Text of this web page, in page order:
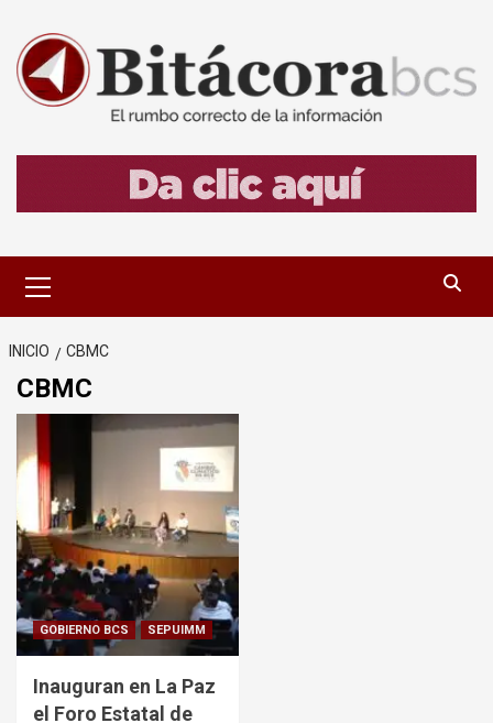
contenido
primario
INICIO CBMC
CBMC
GOBIERNO BCS SEPUIMM
Inauguran en La Paz
el Foro Estatal de